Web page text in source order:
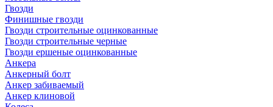
Гвозди
Финишные гвозди
Гвозди строительные оцинкованные
Гвозди строительные черные
Гвозди ершеные оцинкованные
Анкера
Анкерный болт
Анкер забиваемый
Анкер клиновой